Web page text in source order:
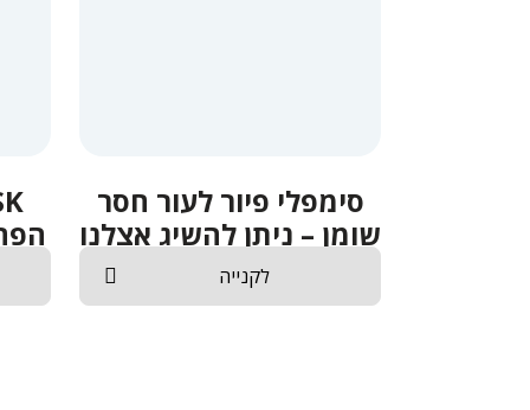
סימפלי פיור לעור חסר
שומן – ניתן להשיג אצלנו
באתר
לקנייה